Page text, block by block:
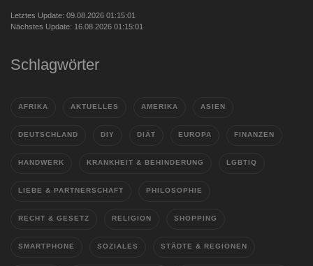
Letztes Update: 09.08.2026 01:15:01
Nächstes Update: 16.08.2026 01:15:01
Schlagwörter
AFRIKA AKTUELLES AMERIKA ASIEN
DEUTSCHLAND DIY DIÄT EUROPA FINANZEN
HANDWERK KRANKHEIT & BEHINDERUNG LGBTIQ
LIEBE & PARTNERSCHAFT PHILOSOPHIE
RECHT & GESETZ RELIGION SHOPPING
SMARTPHONE SOZIALES STÄDTE & REGIONEN